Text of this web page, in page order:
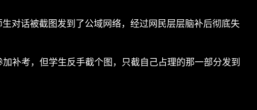
对话被截图发到了公域网络，经过网民层层脑补后彻底失
补考，但学生反手截个图，只截自己占理的那一部分发到